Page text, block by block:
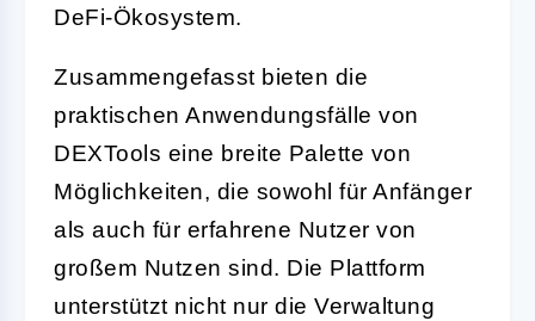
DeFi-Ökosystem.
Zusammengefasst bieten die
praktischen Anwendungsfälle von
DEXTools eine breite Palette von
Möglichkeiten, die sowohl für Anfänger
als auch für erfahrene Nutzer von
großem Nutzen sind. Die Plattform
unterstützt nicht nur die Verwaltung